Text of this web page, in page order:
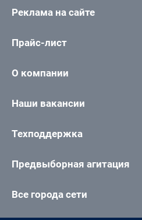
Реклама на сайте
Прайс-лист
О компании
Наши вакансии
Техподдержка
Предвыборная агитация
Все города сети